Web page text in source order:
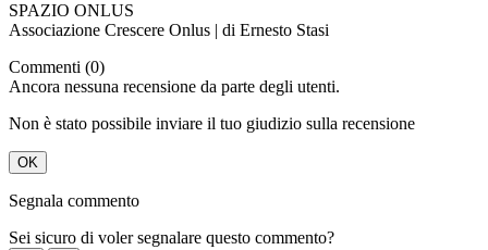
SPAZIO ONLUS
Associazione Crescere Onlus | di Ernesto Stasi
Commenti (0)
Ancora nessuna recensione da parte degli utenti.
Non è stato possibile inviare il tuo giudizio sulla recensione
OK
Segnala commento
Sei sicuro di voler segnalare questo commento?